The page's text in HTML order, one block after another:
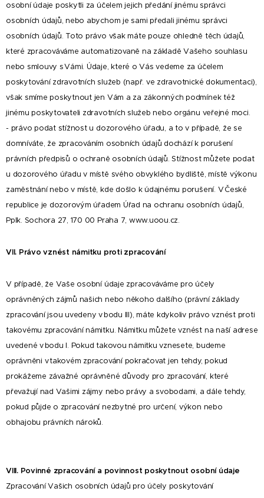
osobní údaje poskytli za účelem jejich předání jinému správci
osobních údajů, nebo abychom je sami předali jinému správci
osobních údajů. Toto právo však máte pouze ohledně těch údajů,
které zpracováváme automatizovaně na základě Vašeho souhlasu
nebo smlouvy s Vámi. Údaje, které o Vás vedeme za účelem
poskytování zdravotních služeb (např. ve zdravotnické dokumentaci),
však smíme poskytnout jen Vám a za zákonných podmínek též
jinému poskytovateli zdravotních služeb nebo orgánu veřejné moci.
- právo podat stížnost u dozorového úřadu, a to v případě, že se
domníváte, že zpracováním osobních údajů dochází k porušení
právních předpisů o ochraně osobních údajů. Stížnost můžete podat
u dozorového úřadu v místě svého obvyklého bydliště, místě výkonu
zaměstnání nebo v místě, kde došlo k údajnému porušení. V České
republice je dozorovým úřadem Úřad na ochranu osobních údajů,
Pplk. Sochora 27, 170 00 Praha 7, www.uoou.cz.
VII. Právo vznést námitku proti zpracování
V případě, že Vaše osobní údaje zpracováváme pro účely
oprávněných zájmů našich nebo někoho dalšího (právní základy
zpracování jsou uvedeny v bodu III), máte kdykoliv právo vznést proti
takovému zpracování námitku. Námitku můžete vznést na naší adrese
uvedené v bodu I. Pokud takovou námitku vznesete, budeme
oprávněni v takovém zpracování pokračovat jen tehdy, pokud
prokážeme závažné oprávněné důvody pro zpracování, které
převažují nad Vašimi zájmy nebo právy a svobodami, a dále tehdy,
pokud půjde o zpracování nezbytné pro určení, výkon nebo
obhajobu právních nároků.
VIII. Povinné zpracování a povinnost poskytnout osobní údaje
Zpracování Vašich osobních údajů pro účely poskytování